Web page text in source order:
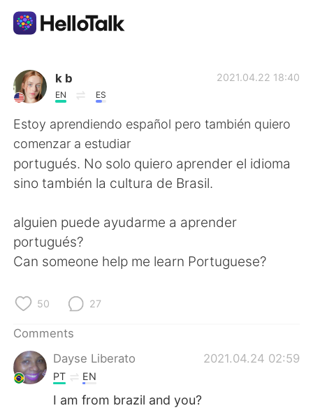
Language Exchange App
AI Grammar Checker
English
Español
Русский
Indonesia
k b
EN ES
2021.04.22 18:40
Estoy aprendiendo español pero también quiero
comenzar a estudiar
portugués. No solo quiero aprender el idioma
sino también la cultura de Brasil.
alguien puede ayudarme a aprender
portugués?
Can someone help me learn Portuguese?
50 27
Comments
Dayse Liberato
2021.04.24 02:59
PT EN
I am from brazil and you?